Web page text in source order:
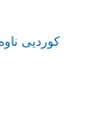
کوردیی